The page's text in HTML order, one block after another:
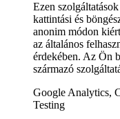
Ezen
kattintási és
anonim módon
az általános
érdekében. Az Ön
származó
Google Analytics,
Testing